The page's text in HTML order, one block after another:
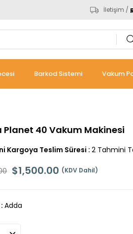
İletişim /
Barkod Sistemi Vakum
Planet 40 Vakum Makinesi
Kargoya Teslim Süresi : 2 Tahmini
$1,500.00 (KDV Dahil)
: Adda